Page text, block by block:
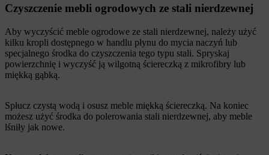
Czyszczenie mebli ogrodowych ze stali nierdzewnej
Aby wyczyścić meble ogrodowe ze stali nierdzewnej, należy użyć
kilku kropli dostępnego w handlu płynu do mycia naczyń lub
specjalnego środka do czyszczenia tego typu stali. Spryskaj
powierzchnię i wyczyść ją wilgotną ściereczką z mikrofibry lub
miękką gąbką.
Spłucz czystą wodą i osusz meble miękką ściereczką. Na koniec
możesz użyć środka do polerowania stali nierdzewnej, aby meble
lśniły jak nowe.